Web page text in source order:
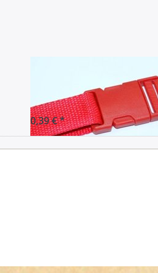
Steckschließer
für 30mm
0,39 € *